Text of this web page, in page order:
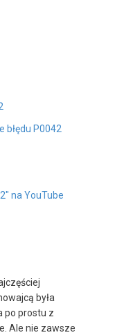
błędu P0042
na YouTube
była
po prostu z
Ale nie zawsze